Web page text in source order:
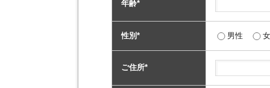
年齢*
性別* 男性
ご住所*